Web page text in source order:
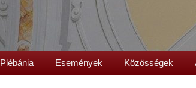
Plébánia Események Közösségek